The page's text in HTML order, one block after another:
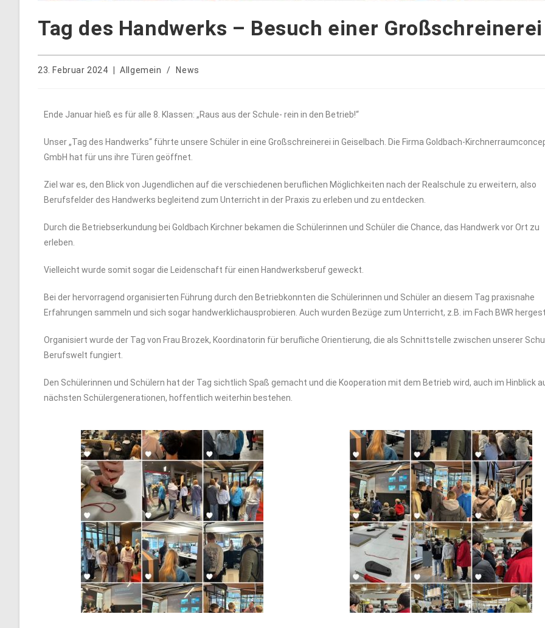
Tag des Handwerks – Besuch einer Großschreinerei
23. Februar 2024 Allgemein / News
Ende Januar hieß es für alle 8. Klassen: „Raus aus der Schule- rein in den Betrieb!“
Unser „Tag des Handwerks“ führte unsere Schüler in eine Großschreinerei in Geiselbach. Die Firma Goldbach-
GmbH hat für uns ihre Türen geöffnet.
Ziel war es, den Blick von Jugendlichen auf die verschiedenen beruflichen Möglichkeiten nach der Realschule zu erweitern, also
Berufsfelder des Handwerks begleitend zum Unterricht in der Praxis zu erleben und zu entdecken.
Durch die Betriebserkundung bei Goldbach Kirchner bekamen die Schülerinnen und Schüler die Chance, das Handwerk vor Ort zu
erleben.
Vielleicht wurde somit sogar die Leidenschaft für einen Handwerksberuf geweckt.
Bei der hervorragend organisierten Führung durch den Betriebkonnten die Schülerinnen und Schüler an diesem Tag praxisnahe
Erfahrungen sammeln und sich sogar handwerklichausprobieren. Auch wurden Bezüge zum Unterricht, z.B. im Fach BWR
Organisiert wurde der Tag von Frau Brozek, Koordinatorin für berufliche Orientierung, die als Schnittstelle zwischen unserer
Berufswelt fungiert.
Den Schülerinnen und Schülern hat der Tag sichtlich Spaß gemacht und die Kooperation mit dem Betrieb wird, auch im Hinblick
nächsten Schülergenerationen, hoffentlich weiterhin bestehen.